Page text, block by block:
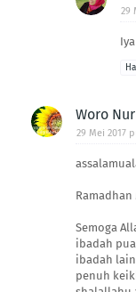
29
Woro Nur
29 Mei 2017
Ramadhan
Semoga
ibadah
ibadah
penuh